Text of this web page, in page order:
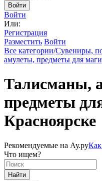
Войти
Войти
Или:
Регистрация
Разместить Войти
Все категории/Сувениры,
амулеты, предметы для
Талисманы,
предметы
Красноярске
Рекомендуемые на Ау.руКак
Что ищем?
Найти